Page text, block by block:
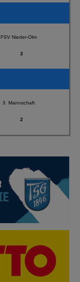
FSV Nieder-Olm
3
3. Mannschaft
2